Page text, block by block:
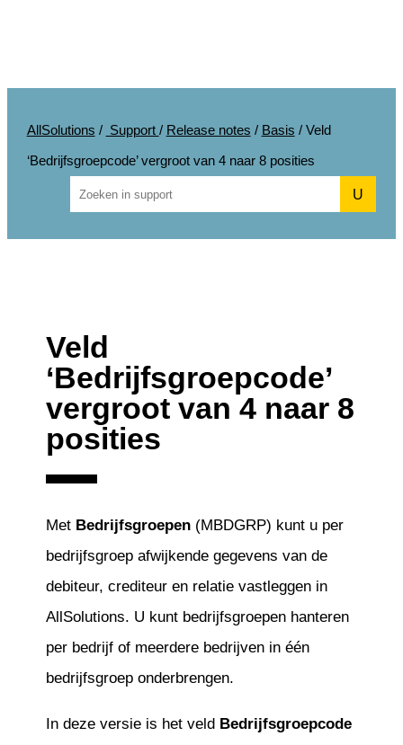
AllSolutions / Support / Release notes / Basis / Veld
‘Bedrijfsgroepcode’ vergroot van 4 naar 8 posities
U
Veld
‘Bedrijfsgroepcode’
vergroot van 4 naar 8
posities
Met Bedrijfsgroepen (MBDGRP) kunt u per
bedrijfsgroep afwijkende gegevens van de
debiteur, crediteur en relatie vastleggen in
AllSolutions. U kunt bedrijfsgroepen hanteren
per bedrijf of meerdere bedrijven in één
bedrijfsgroep onderbrengen.
In deze versie is het veld Bedrijfsgroepcode